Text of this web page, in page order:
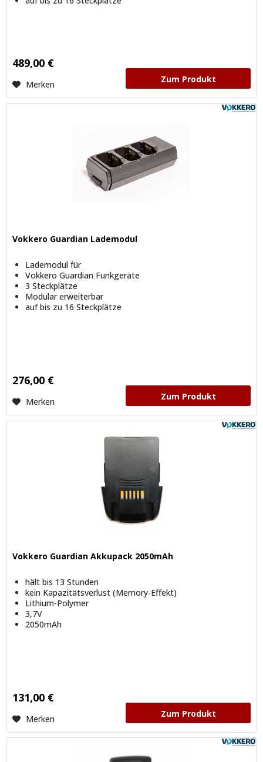
489,00 €
Merken Zum Produkt
Vokkero Guardian Lademodul
Lademodul für
Vokkero Guardian Funkgeräte
3 Steckplätze
Modular erweiterbar
auf bis zu 16 Steckplätze
276,00 €
Merken Zum Produkt
Vokkero Guardian Akkupack 2050mAh
hält bis 13 Stunden
kein Kapazitätsverlust (Memory-Effekt)
Lithium-Polymer
3,7V
2050mAh
131,00 €
Merken Zum Produkt